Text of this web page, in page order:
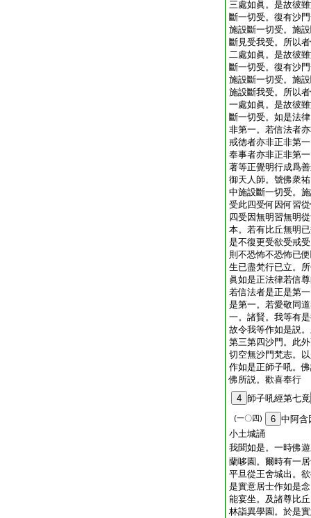
三處如眞。是故彼
斷一切受。復有沙
施設斷一切受。施
斷見受我受。所以
二處如眞。是故彼
斷一切受。復有沙
施設斷一切受。施
施設斷我受。所以
一處如眞。是故彼
斷一切受。如是法
非第一。若信法者
戒徳者亦非正非第
奉事者亦非正非第
著等正覺明行成爲
御天人師。號佛衆
中施設斷一切受。
受此四受何因何習
四受因無明習無明
本。若有比丘無明
是不復更受欲受戒
則不恐怖不恐怖已
生已盡梵行已立。
眞如是正法律若信
若信法者是正是第
是第一。若愛敬同
一。諸賢。我等有
故令我等作如是説
第三第四沙門。此
切空無沙門梵志。
作如是正師子吼。
佛所説。歡喜奉行
4 師子吼經第七竟
(一〇四) 6 中阿含
小土城誦
我聞如是。一時佛
蘭哆園。爾時有一
平旦從王舍城出。
是實意居士作如是
能宴坐。及諸尊比
林詣異學園。於是